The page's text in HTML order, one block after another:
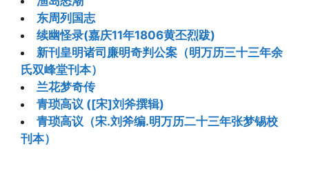
东周列国志
续幽怪录(嘉庆11年1806黄丕烈跋)
新刊皇明诸司廉明奇判公案（明万历三十三年余
氏双峰堂刊本）
兰花梦奇传
青琐高议 ([宋]刘斧撰辑)
青琐高议（宋.刘斧编.明万历二十三年张梦锡校
刊本）